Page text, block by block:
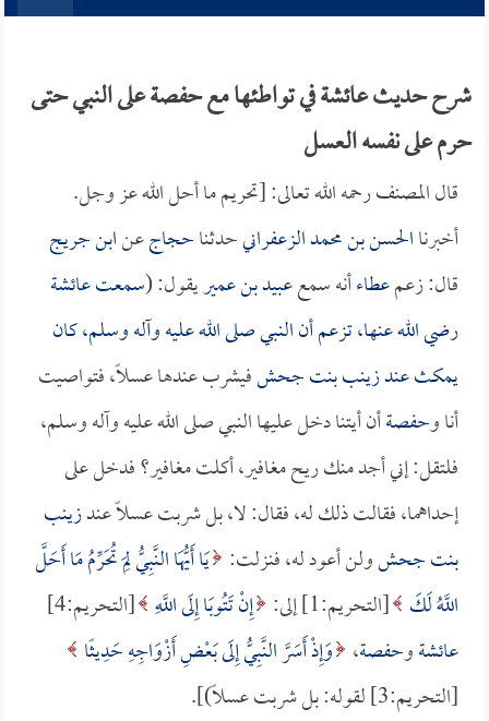
شرح حديث عائشة في تواطئها مع حفصة على النبي حتى
حرم على نفسه العسل
قال المصنف رحمه الله تعالى: [تحريم ما أحل الله عز وجل.
أخبرناالحسن بن محمد الزعفرانيحدثناحجاجعنابن جريج
قال: زعمعطاءأنه سمععبيد بن عميريقول: (سمعتعائشة
رضي الله عنها، تزعم أن النبي صلى الله عليه وآله وسلم، كان
يمكث عندزينب بنت جحشفيشرب عندها عسلاً، فتواصيت
أنا وحفصةأن أيتنا دخل عليها النبي صلى الله عليه وآله وسلم،
فلتقل: إني أجد منك ريح مغافير، أكلت مغافير؟ فدخل على
إحداهما، فقالت ذلك له، فقال: لا، بل شربت عسلاً عندزينب
بنت جحشولن أعود له، فنزلت: يَا أَيُّهَا النَّبِيُّ لِمَ تُحَرِّمُ مَا أَحَلَّ
اللَّهُ لَكَ [التحريم:1] إلى: إِنْ تَتُوبَا إِلَى اللَّهِ [التحريم:4]
عائشةوحفصة، وَإِذْ أَسَرَّ النَّبِيُّ إِلَى بَعْضِ أَزْوَاجِهِ حَدِيثًا
[التحريم:3] لقوله: بل شربت عسلاً)].